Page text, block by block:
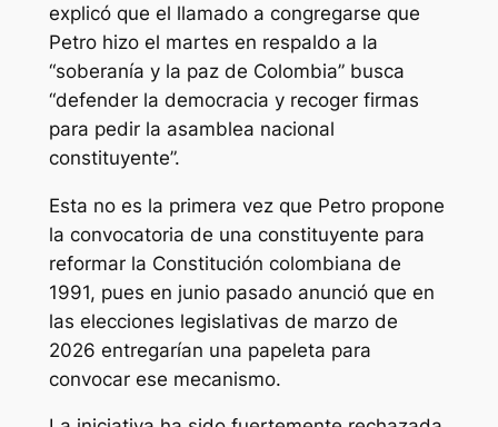
explicó que el llamado a congregarse que
Petro hizo el martes en respaldo a la
“soberanía y la paz de Colombia” busca
“defender la democracia y recoger firmas
para pedir la asamblea nacional
constituyente”.
Esta no es la primera vez que Petro propone
la convocatoria de una constituyente para
reformar la Constitución colombiana de
1991, pues en junio pasado anunció que en
las elecciones legislativas de marzo de
2026 entregarían una papeleta para
convocar ese mecanismo.